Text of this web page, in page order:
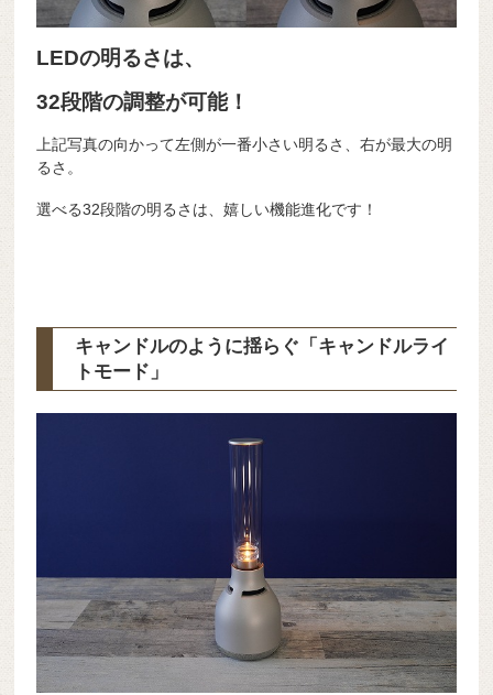
LEDの明るさは、
32段階の調整が可能！
上記写真の向かって左側が一番小さい明るさ、右が最大の明
るさ。
選べる32段階の明るさは、嬉しい機能進化です！
キャンドルのように揺らぐ「キャンドルライ
トモード」